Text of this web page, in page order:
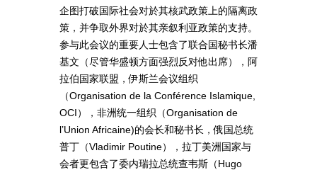
企图打破国际社会对於其核武政策上的隔离政
策，并争取外界对於其亲叙利亚政策的支持。
参与此会议的重要人士包含了联合国秘书长潘
基文（尽管华盛顿方面强烈反对他出席），阿
拉伯国家联盟，伊斯兰会议组织
（Organisation de la Conférence Islamique,
OCI），非洲统一组织（Organisation de
l’Union Africaine)的会长和秘书长，俄国总统
普丁（Vladimir Poutine），拉丁美洲国家与
会者更包含了委内瑞拉总统查韦斯（Hugo